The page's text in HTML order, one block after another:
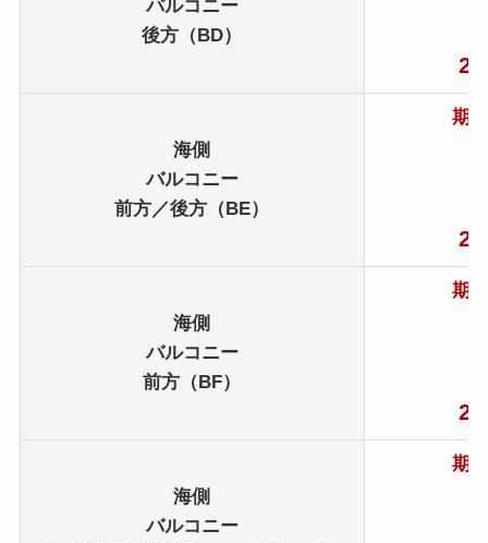
バルコニー
後方（BD）
海側
バルコニー
前方／後方（BE）
期
海側
バルコニー
前方（BF）
期
海側
バルコニー
期